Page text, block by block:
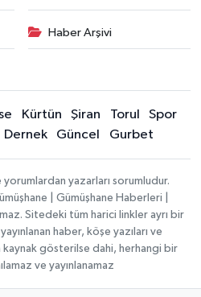
Haber Arşivi
Kürtün Şiran Torul
Spor
Dernek Güncel Gurbet
yazarları sorumludur.
| Gümüşhane Haberleri |
Sitedeki tüm harici linkler ayrı bir
haber, köşe yazıları ve
kaynak gösterilse dahi, herhangi bir
ve yayınlanamaz